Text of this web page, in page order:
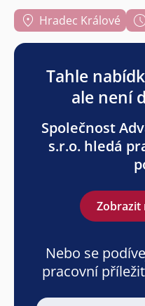
Hradec Králové
Tahle
ale není
Společnost
s.r.o. hledá
Zobrazit
Nebo se
pracovní